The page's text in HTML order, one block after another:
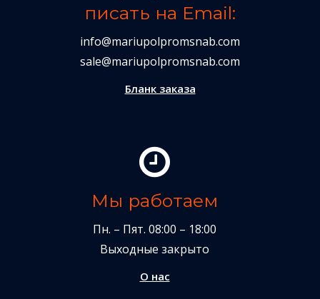
писать на Email:
info@mariupolpromsnab.com
sale@mariupolpromsnab.com
Бланк заказа
Мы работаем
Пн. – Пят. 08:00 – 18:00
Выходные закрыто
О нас